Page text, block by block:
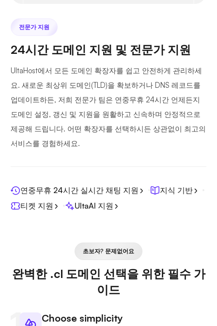
전문가 지원
24시간 도메인 지원 및 전문가 지원
UltaHost에서 모든 도메인 확장자를 쉽고 안전하게 관리하세
요. 새로운 최상위 도메인(TLD)을 확보하거나 DNS 레코드를
업데이트하든, 저희 전문가 팀은 연중무휴 24시간 언제든지
도메인 설정, 갱신 및 지원을 원활하고 신속하며 안정적으로
제공해 드립니다. 어떤 확장자를 선택하시든 상관없이 최고의
서비스를 경험하세요.
연중무휴 24시간 실시간 채팅 지원
지식 기반
티켓 지원
UltaAI 지원
초보자? 문제없어요
완벽한 .cl 도메인 선택을 위한 필수 가
이드
Choose simplicity